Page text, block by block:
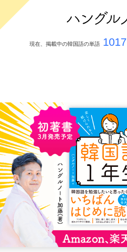
現在、掲載中の韓国語の単語 1017